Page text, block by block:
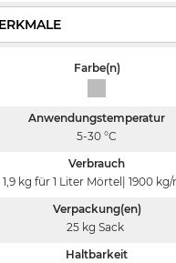
Farbe(n)
Anwendungstemperatur
5-30 °C
Verbrauch
1,9 kg für 1 Liter Mörtel| 1900 kg/
Verpackung(en)
25 kg Sack
Haltbarkeit